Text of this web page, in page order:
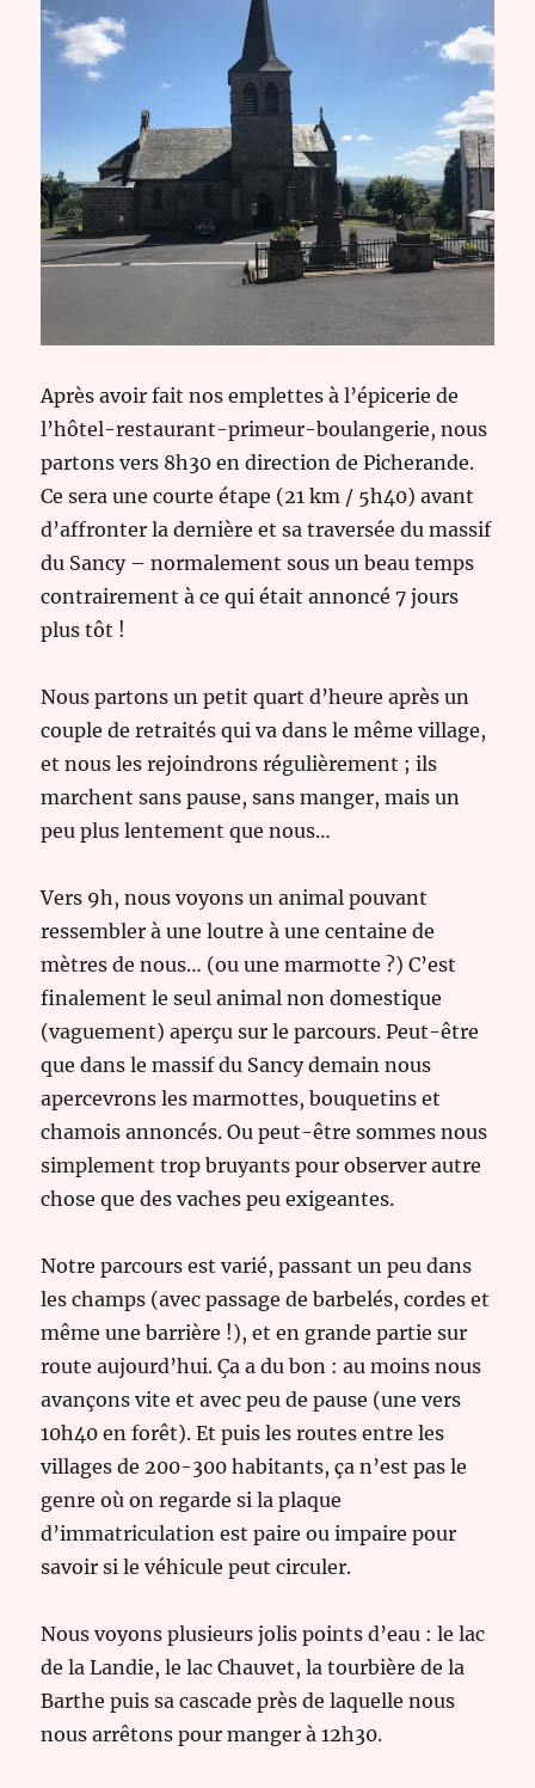
Après avoir fait nos emplettes à l’épicerie de
l’hôtel-restaurant-primeur-boulangerie, nous
partons vers 8h30 en direction de Picherande.
Ce sera une courte étape (21 km / 5h40) avant
d’affronter la dernière et sa traversée du massif
du Sancy – normalement sous un beau temps
contrairement à ce qui était annoncé 7 jours
plus tôt !
Nous partons un petit quart d’heure après un
couple de retraités qui va dans le même village,
et nous les rejoindrons régulièrement ; ils
marchent sans pause, sans manger, mais un
peu plus lentement que nous…
Vers 9h, nous voyons un animal pouvant
ressembler à une loutre à une centaine de
mètres de nous… (ou une marmotte ?) C’est
finalement le seul animal non domestique
(vaguement) aperçu sur le parcours. Peut-être
que dans le massif du Sancy demain nous
apercevrons les marmottes, bouquetins et
chamois annoncés. Ou peut-être sommes nous
simplement trop bruyants pour observer autre
chose que des vaches peu exigeantes.
Notre parcours est varié, passant un peu dans
les champs (avec passage de barbelés, cordes et
même une barrière !), et en grande partie sur
route aujourd’hui. Ça a du bon : au moins nous
avançons vite et avec peu de pause (une vers
10h40 en forêt). Et puis les routes entre les
villages de 200-300 habitants, ça n’est pas le
genre où on regarde si la plaque
d’immatriculation est paire ou impaire pour
savoir si le véhicule peut circuler.
Nous voyons plusieurs jolis points d’eau : le lac
de la Landie, le lac Chauvet, la tourbière de la
Barthe puis sa cascade près de laquelle nous
nous arrêtons pour manger à 12h30.